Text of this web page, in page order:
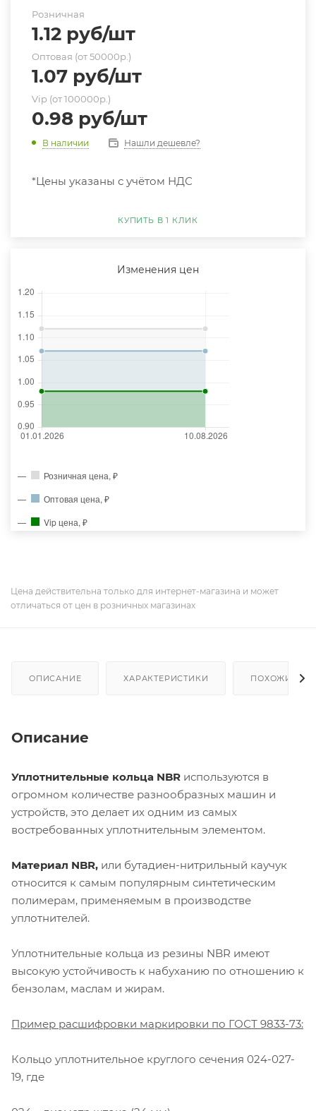
Розничная
1.12 руб/шт
Оптовая (от 50000р.)
1.07 руб/шт
Vip (от 100000р.)
0.98 руб/шт
В наличии Нашли дешевле?
*Цены указаны с учётом НДС
КУПИТЬ В 1 КЛИК
Изменения цен
Розничная цена, ₽
Оптовая цена, ₽
Vip цена, ₽
Цена действительна только для интернет-магазина и может
отличаться от цен в розничных магазинах
ОПИСАНИЕ ХАРАКТЕРИСТИКИ ПОХОЖИЕ
Описание
Уплотнительные кольца NBR используются в
огромном количестве разнообразных машин и
устройств, это делает их одним из самых
востребованных уплотнительным элементом.
Материал NBR, или бутадиен-нитрильный каучук
относится к самым популярным синтетическим
полимерам, применяемым в производстве
уплотнителей.
Уплотнительные кольца из резины NBR имеют
высокую устойчивость к набуханию по отношению к
бензолам, маслам и жирам.
Пример расшифровки маркировки по ГОСТ 9833-73:
Кольцо уплотнительное круглого сечения 024-027-
19, где